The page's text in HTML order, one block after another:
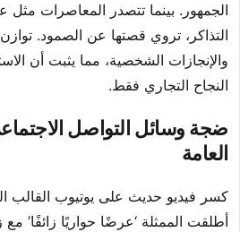
الجمهور. بينما تتصدر المعاصرات
التذاكر، تروي قصتها عن الصمود. توازن
والإنجازات الشخصية، مما يثبت أن
النجاح التجاري فقط.
ضجة وسائل التواصل
العامة
كسر فيديو حديث على يوتيوب القالب
أطلقت الممثلة ‘عرضًا حواريًا زائفًا’